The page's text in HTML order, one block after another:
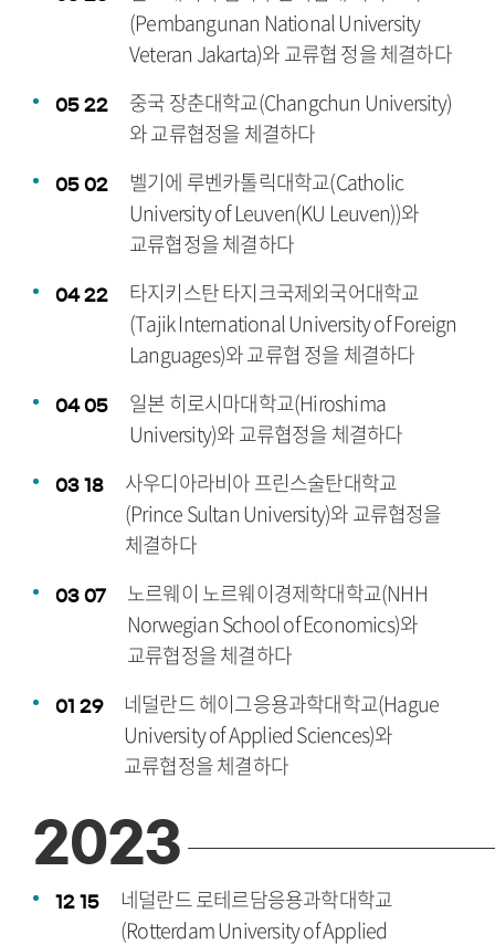
(Pembangunan National University
Veteran Jakarta)와 교류협 정을 체결하다
05 22
중국 장춘대학교(Changchun University)
와 교류협정을 체결하다
05 02
벨기에 루벤카톨릭대학교(Catholic
University of Leuven(KU Leuven))와
교류협정을 체결하다
0422
타지키스탄 타지크국제외국어대학교
(Tajik International University of Foreign
Languages)와 교류협 정을 체결하다
0405
일본 히로시마대학교(Hiroshima
University)와 교류협정을 체결하다
03 18
사우디아라비아 프린스술탄대학교
(Prince Sultan University)와 교류협정을
체결하다
03 07
노르웨이 노르웨이경제학대학교(NHH
Norwegian School of Economics)와
교류협정을 체결하다
01 29
네덜란드 헤이그응용과학대학교(Hague
University of Applied Sciences)와
교류협정을 체결하다
2023
12 15
네덜란드 로테르담응용과학대학교
(Rotterdam University of Applied